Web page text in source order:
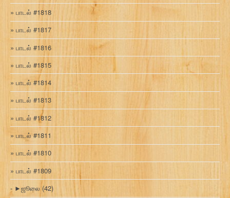
பாடல் #1818
பாடல் #1817
பாடல் #1816
பாடல் #1815
பாடல் #1814
பாடல் #1813
பாடல் #1812
பாடல் #1811
பாடல் #1810
பாடல் #1809
►ஜூலை (42)